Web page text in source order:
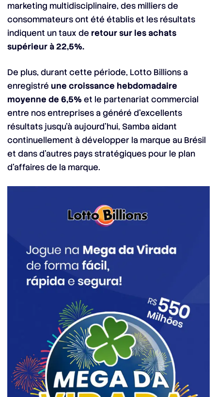
marketing multidisciplinaire, des milliers de
consommateurs ont été établis et les résultats
indiquent un taux de retour sur les achats
supérieur à 22,5%.
De plus, durant cette période, Lotto Billions a
enregistré une croissance hebdomadaire
moyenne de 6,5% et le partenariat commercial
entre nos entreprises a généré d’excellents
résultats jusqu’à aujourd’hui, Samba aidant
continuellement à développer la marque au Brésil
et dans d’autres pays stratégiques pour le plan
d’affaires de la marque.